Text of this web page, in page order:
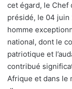
cet égard, le Chef
présidé, le 04 juin
homme
national, dont le
patriotique et
contribué
Afrique et dans le